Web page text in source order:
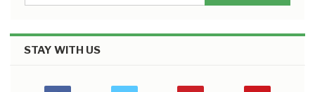
STAY WITH US